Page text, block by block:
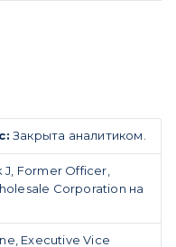
Закрыта аналитиком.
J, Former Officer,
Corporation на
Executive Vice